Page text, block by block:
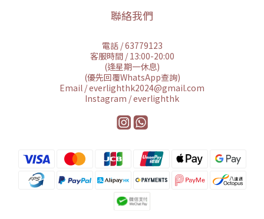
聯絡我們
電話 / 63779123
客服時間 / 13:00-20:00
(逢星期一休息)
(優先回覆WhatsApp查詢)
Email / everlighthk2024@gmail.com
Instagram / everlighthk